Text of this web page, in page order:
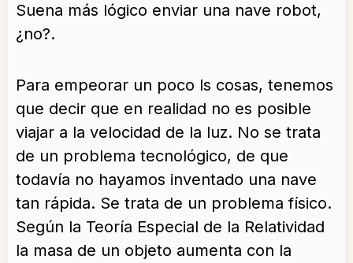
Suena más lógico enviar una nave robot,
¿no?.
Para empeorar un poco ls cosas, tenemos
que decir que en realidad no es posible
viajar a la velocidad de la luz. No se trata
de un problema tecnológico, de que
todavía no hayamos inventado una nave
tan rápida. Se trata de un problema físico.
Según la Teoría Especial de la Relatividad
la masa de un objeto aumenta con la